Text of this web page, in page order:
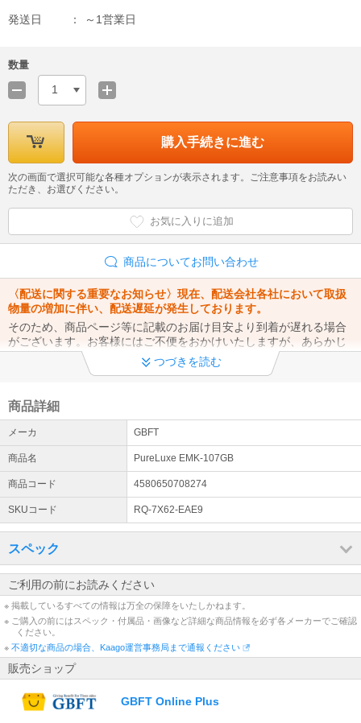
発送日 ～1営業日
数量
1
購入手続きに進む
次の画面で選択可能な各種オプションが表示されます。ご注意事項をお読みい
ただき、お選びください。
お気に入りに追加
商品についてお問い合わせ
〈配送に関する重要なお知らせ〉現在、配送会社各社において取扱
物量の増加に伴い、配送遅延が発生しております。
そのため、商品ページ等に記載のお届け目安より到着が遅れる場合
がございます。お客様にはご不便をおかけいたしますが、あらかじ
めご了承くださいますようお願い申し上げます。
《延長保証》へのご加入をご検討ください！
当店の延長保証なら、【365日・24時間】専門窓口にて電話での修
理受付を行っております。突然の故障にもスムーズにご対応いたし
ますのでご安心ください。
つづきを読む
商品詳細
メーカ GBFT
商品名 PureLuxe EMK-107GB
商品コード 4580650708274
SKUコード RQ-7X62-EAE9
スペック
ご利用の前にお読みください
※ 掲載しているすべての情報は万全の保障をいたしかねます。
※ ご購入の前にはスペック・付属品・画像など詳細な商品情報を必ず各メーカーでご確認
ください。
※ 不適切な商品の場合、Kaago運営事務局まで通報ください
販売ショップ
GBFT Online Plus